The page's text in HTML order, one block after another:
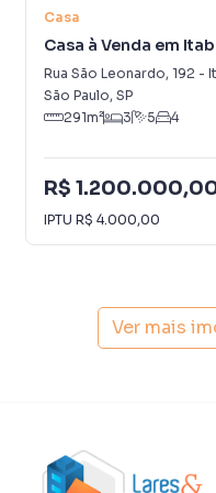
comemorações e
convidados.
O imóvel está localizado
bairro em ascensão,
Este sobrado é uma
um lar completo, com
sua visita e venha se
ou deseja mais
Paulo? Entre em
Casa
Casa à Venda em
Rua São Leonardo, 192 -
São Paulo, SP
291m² 3 5 4
R$
IPTU R$ 4.000,00
Ver mais